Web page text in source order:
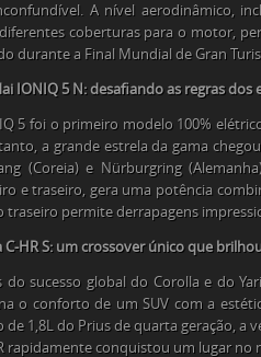
A nível aerodinâmico,
coberturas para o motor,
durante a Final Mundial de Gran
IONIQ 5 N: desafiando as regras dos
5 foi o primeiro modelo 100%
a grande estrela da gama
(Coreia) e Nürburgring
e traseiro, gera uma potência
traseiro permite derrapagens
C-HR S: um crossover único que
do sucesso global do Corolla e do
o conforto de um SUV com a
de 1,8L do Prius de quarta geração, a
rapidamente conquistou um lugar no